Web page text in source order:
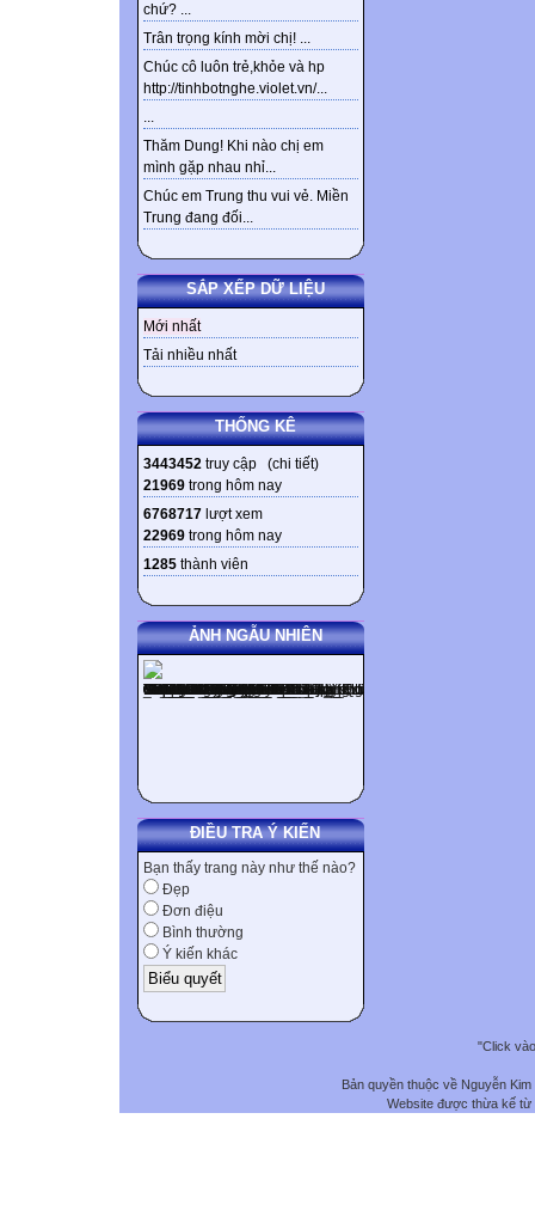
chứ? ...
Trân trọng kính mời chị! ...
Chúc cô luôn trẻ,khỏe và hp
http://tinhbotnghe.violet.vn/...
...
Thăm Dung! Khi nào chị em
mình gặp nhau nhỉ...
Chúc em Trung thu vui vẻ. Miền
Trung đang đối...
SẮP XẾP DỮ LIỆU
Mới nhất
Tải nhiều nhất
THỐNG KÊ
3443452 truy cập (chi tiết)
21969 trong hôm nay
6768717 lượt xem
22969 trong hôm nay
1285 thành viên
ẢNH NGẪU NHIÊN
ĐIỀU TRA Ý KIẾN
Bạn thấy trang này như thế nào?
Đẹp
Đơn điệu
Bình thường
Ý kiến khác
"Click
Bản quyền thuộc về Nguyễn
Website được thừa kế từ